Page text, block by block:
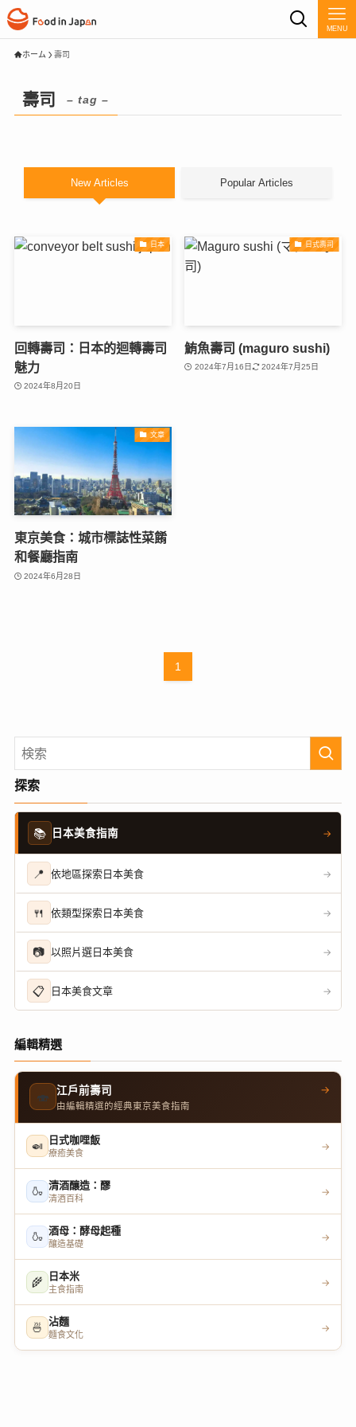
MENU
ホーム 壽司
壽司 – tag –
New Articles Popular Articles
日本
回轉壽司：日本的迴轉壽司
魅力
2024年8月20日
日式壽司
鮪魚壽司 (maguro sushi)
2024年7月16日 2024年7月25日
文章
東京美食：城市標誌性菜餚
和餐廳指南
2024年6月28日
1
探索
📚 日本美食指南 →
📍 依地區探索日本美食 →
🍴 依類型探索日本美食 →
📷 以照片選日本美食 →
📋 日本美食文章 →
編輯精選
🍣 江戶前壽司
由編輯精選的經典東京美食指南
→
🍛 日式咖哩飯
療癒美食
→
🍶 清酒釀造：醪
清酒百科
→
🍶 酒母：酵母起種
釀造基礎
→
🌾 日本米
主食指南
→
🍜 沾麵
麵食文化
→